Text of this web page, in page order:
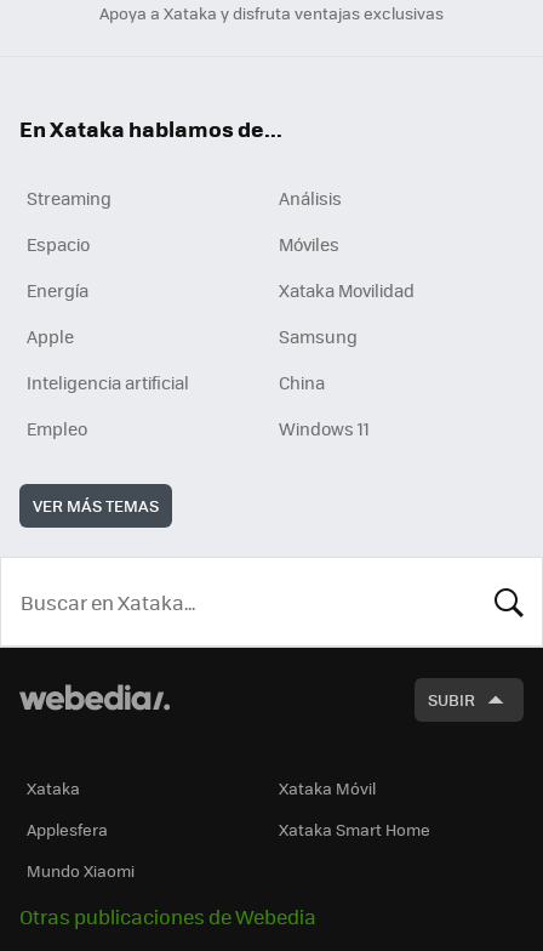
Apoya a Xataka y disfruta ventajas exclusivas
En Xataka hablamos de...
Streaming
Análisis
Espacio
Móviles
Energía
Xataka Movilidad
Apple
Samsung
Inteligencia artificial
China
Empleo
Windows 11
VER MÁS TEMAS
SUBIR
Xataka
Xataka Móvil
Applesfera
Xataka Smart Home
Mundo Xiaomi
Otras publicaciones de Webedia